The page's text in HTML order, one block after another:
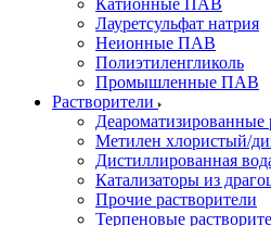
Катионные ПАВ
Лауретсульфат натрия
Неионные ПАВ
Полиэтиленгликоль
Промышленные ПАВ
Растворители
Деароматизированные
Метилен хлористый/
Дистиллированная
Катализаторы из
Прочие растворители
Терпеновые